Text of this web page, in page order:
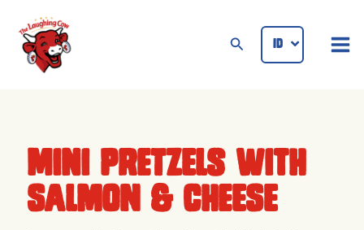
konten
Cari ID
ENG
Mini Pretzels With
Salmon & Cheese